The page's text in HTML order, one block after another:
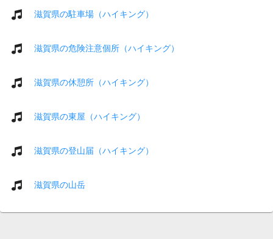
滋賀県の駐車場（ハイキング）
滋賀県の危険注意個所（ハイキング）
滋賀県の休憩所（ハイキング）
滋賀県の東屋（ハイキング）
滋賀県の登山届（ハイキング）
滋賀県の山岳